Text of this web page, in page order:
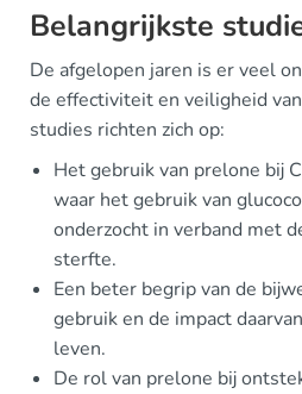
Belangrijkste
De afgelopen jaren is er veel
de effectiviteit en veiligheid
studies richten zich op:
Het gebruik van prelone bij
waar het gebruik van
onderzocht in verband met
sterfte.
Een beter begrip van de
gebruik en de impact
leven.
De rol van prelone bij